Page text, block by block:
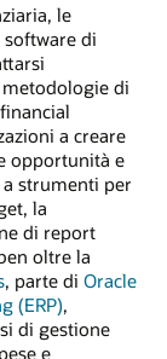
le
di
di
a creare
opportunità e
strumenti per
la
di report
oltre la
, parte di Oracle
(ERP),
di gestione
e